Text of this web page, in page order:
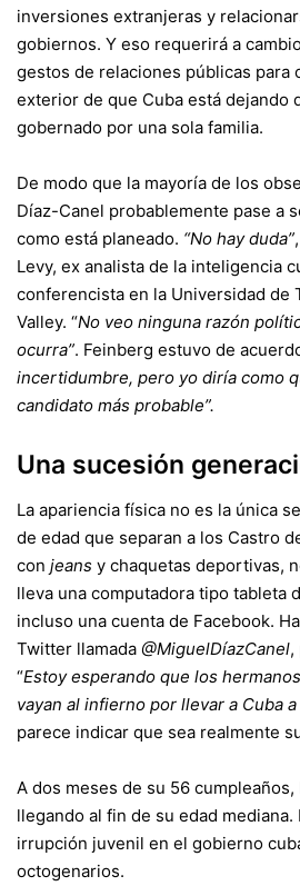
inversiones extranjeras y
gobiernos. Y eso requerirá a
gestos de relaciones públicas para
exterior de que Cuba está dejando
gobernado por una sola familia.
De modo que la mayoría de los
Díaz-Canel probablemente pase a
como está planeado. “No hay duda”
Levy, ex analista de la inteligencia
conferencista en la Universidad de
Valley. “No veo ninguna razón
ocurra”. Feinberg estuvo de
incertidumbre, pero yo diría como
candidato más probable”.
Una sucesión
La apariencia física no es la única
de edad que separan a los Castro
con jeans y chaquetas deportivas,
lleva una computadora tipo tableta
incluso una cuenta de Facebook.
Twitter llamada @MiguelDíazCanel,
“Estoy esperando que los
vayan al infierno por llevar a Cuba
parece indicar que sea realmente
A dos meses de su 56
llegando al fin de su edad
irrupción juvenil en el gobierno
octogenarios.